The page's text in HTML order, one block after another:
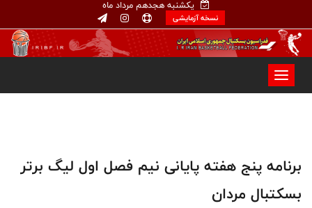
یکشنبه هجدهم مرداد ماه
نسخه آزمایشی
برنامه پنج هفته پایانی نیم فصل اول لیگ برتر
بسکتبال مردان